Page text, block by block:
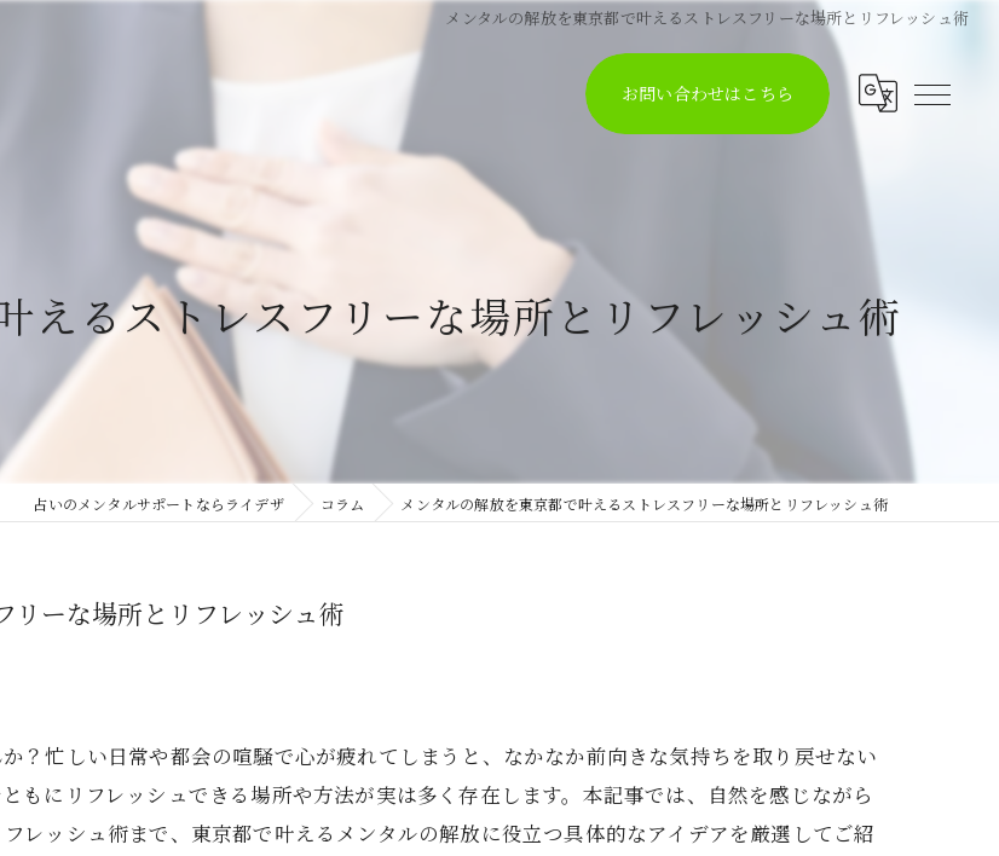
メンタルの解放を東京都で叶えるストレスフリーな場所とリフレッシュ術
お問い合わせはこちら
えるストレスフリーな場所とリフレッシュ術
占いのメンタルサポートならライデザ コラム メンタルの解放を東京都で叶えるストレスフリーな場所とリフレッシュ術
リーな場所とリフレッシュ術
？忙しい日常や都会の喧騒で心が疲れてしまうと、なかなか前向きな気持ちを取り戻せない
もにリフレッシュできる場所や方法が実は多く存在します。本記事では、自然を感じながら
レッシュ術まで、東京都で叶えるメンタルの解放に役立つ具体的なアイデアを厳選してご紹